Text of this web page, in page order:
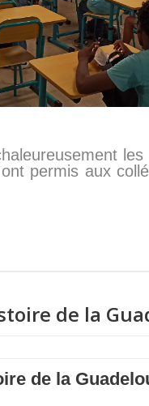
permis aux
de la
de la